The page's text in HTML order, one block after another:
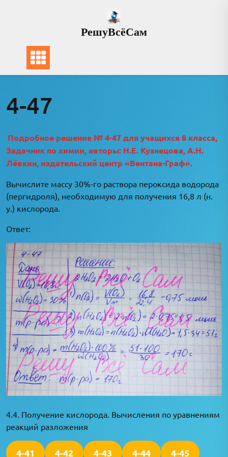
РешуВсёСам
4-47
Подробное решение № 4-47 для учащихся 8 класса,
Задачник по химии, авторы: Н.Е. Кузнецова, А.Н.
Лёвкин, издательский центр «Вентана-Граф».
Вычислите массу 30%-го раствора пероксида водорода
(пергидроля), необходимую для получения 16,8 л (н.
у.) кислорода.
Ответ:
4.4. Получение кислорода. Вычисления по уравнениям
реакций разложения
4-41 4-42 4-43 4-44 4-45